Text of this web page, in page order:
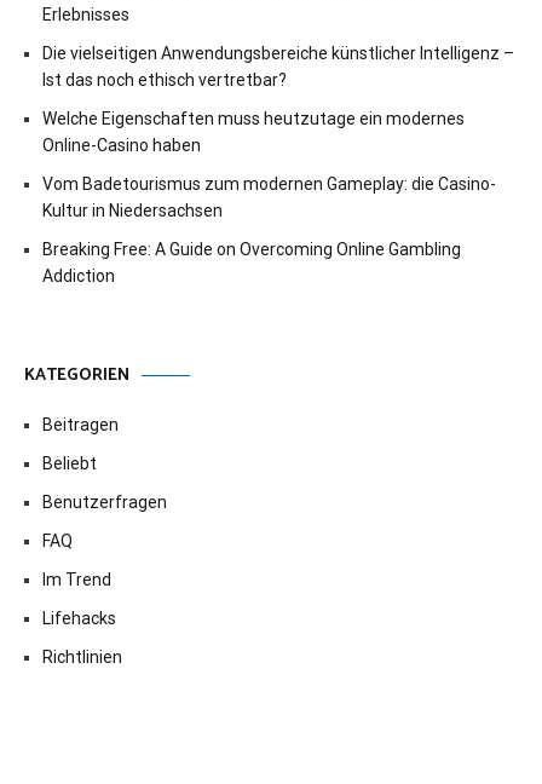
Erlebnisses
Die vielseitigen Anwendungsbereiche künstlicher Intelligenz –
Ist das noch ethisch vertretbar?
Welche Eigenschaften muss heutzutage ein modernes
Online-Casino haben
Vom Badetourismus zum modernen Gameplay: die Casino-
Kultur in Niedersachsen
Breaking Free: A Guide on Overcoming Online Gambling
Addiction
KATEGORIEN
Beitragen
Beliebt
Benutzerfragen
FAQ
Im Trend
Lifehacks
Richtlinien